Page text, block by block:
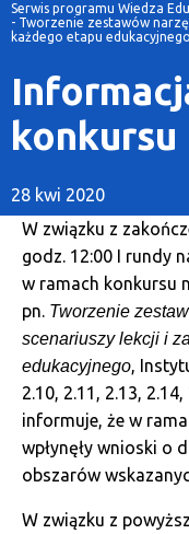
Serwis programu Wiedza
- Tworzenie zestawów
każdego etapu edukacyjnego
konkursu
28 kwi 2020
W związku z
godz. 12:00 I rundy
w ramach konkursu
pn. Tworzenie
scenariuszy lekcji i
edukacyjnego,
2.10, 2.11, 2.13,
informuje, że w
wpłynęły wnioski o
obszarów
W związku z